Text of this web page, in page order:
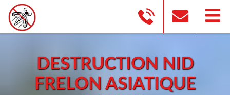
DESTRUCTION NID
FRELON ASIATIQUE